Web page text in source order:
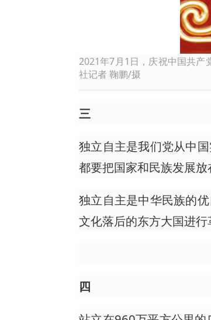
2021年7月1日，庆祝中国共产
社记者 鞠鹏/摄
三
独立自主是我们党从中
都要把国家和民族发展
独立自主是中华民族的
文化落后的东方大国进
四